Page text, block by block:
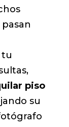
tu
piso
su